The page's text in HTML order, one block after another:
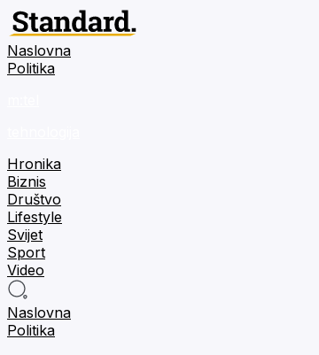
Naslovna
Politika
Hronika
Biznis
Društvo
Lifestyle
Svijet
Sport
Video
Naslovna
Politika